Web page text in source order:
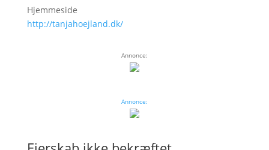
Hjemmeside
http://tanjahoejland.dk/
Annonce:
Annonce: